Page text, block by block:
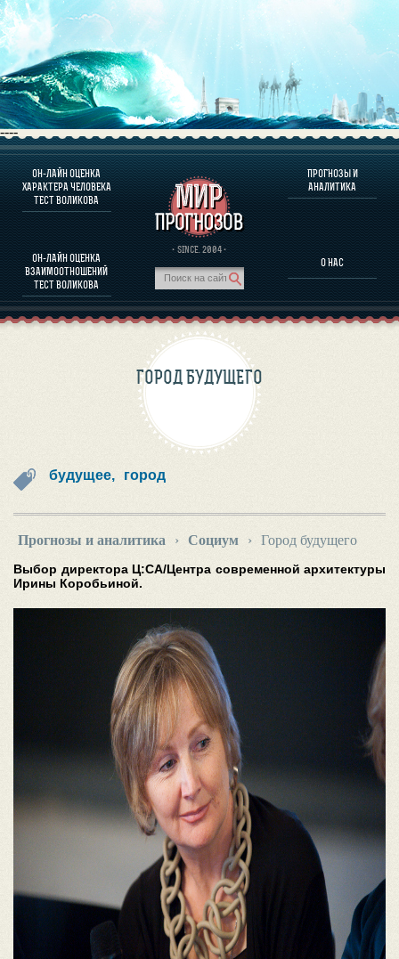
----
ОН-ЛАЙН ОЦЕНКА
ХАРАКТЕРА ЧЕЛОВЕКА
ТЕСТ ВОЛИКОВА
ОН-ЛАЙН ОЦЕНКА
ВЗАИМООТНОШЕНИЙ
ТЕСТ ВОЛИКОВА
· SINCE. 2004 ·
ПРОГНОЗЫ И
АНАЛИТИКА
О НАС
О ПРОГРАММЕ
ОЦЕНКА ХАРАКТЕРA ЧЕЛОВЕКА
ОЦЕНКА ХАРАКТЕРА ВЫДАЮЩИХСЯ ЛИЧНОСТЕЙ
О ПРОГРАММЕ
ПРОГНОЗЫ И АНАЛИТИКА
ГОРОД БУДУЩЕГО
будущее, город
Прогнозы и аналитика › Социум › Город будущего
Выбор директора Ц:СА/Центра современной архитектуры
Ирины Коробьиной.